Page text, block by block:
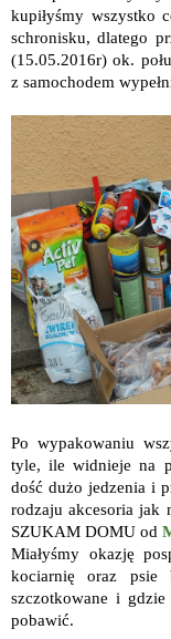
kupiłyśmy wszystko
schronisku, dlatego
(15.05.2016r) ok.
z samochodem
Po wypakowaniu
tyle, ile widnieje na
dość dużo jedzenia i
rodzaju akcesoria jak
SZUKAM DOMU od
Miałyśmy okazję
kociarnię oraz
szczotkowane i
pobawić.